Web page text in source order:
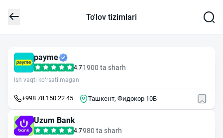
To'lov tizimlari
payme
4.71900 ta sharh
Ish vaqti ko‘rsatilmagan
+998 78 150 22 45 Ташкент, Фидокор 10Б
Uzum Bank
4.7980 ta sharh